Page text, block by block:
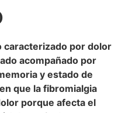
caracterizado por dolor
acompañado por
y estado de
que la fibromialgia
porque afecta el